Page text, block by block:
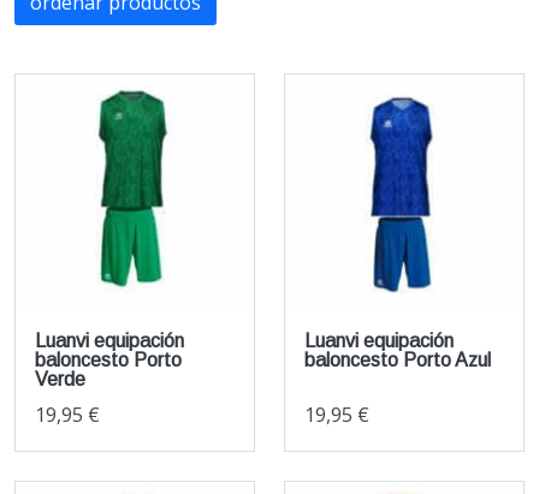
Luanvi equipación
baloncesto Porto
Verde
19,95 €
Luanvi equipación
baloncesto Porto Azul
19,95 €